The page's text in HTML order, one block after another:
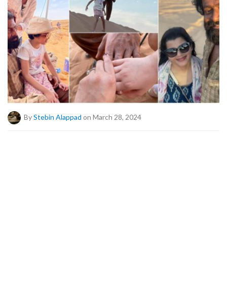
ByStebin Alappad on March 28, 2024